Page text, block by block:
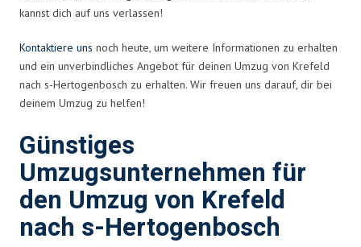
kannst dich auf uns verlassen!
Kontaktiere uns noch heute, um weitere Informationen zu erhalten
und ein unverbindliches Angebot für deinen Umzug von Krefeld
nach s-Hertogenbosch zu erhalten. Wir freuen uns darauf, dir bei
deinem Umzug zu helfen!
Günstiges
Umzugsunternehmen für
den Umzug von Krefeld
nach s-Hertogenbosch